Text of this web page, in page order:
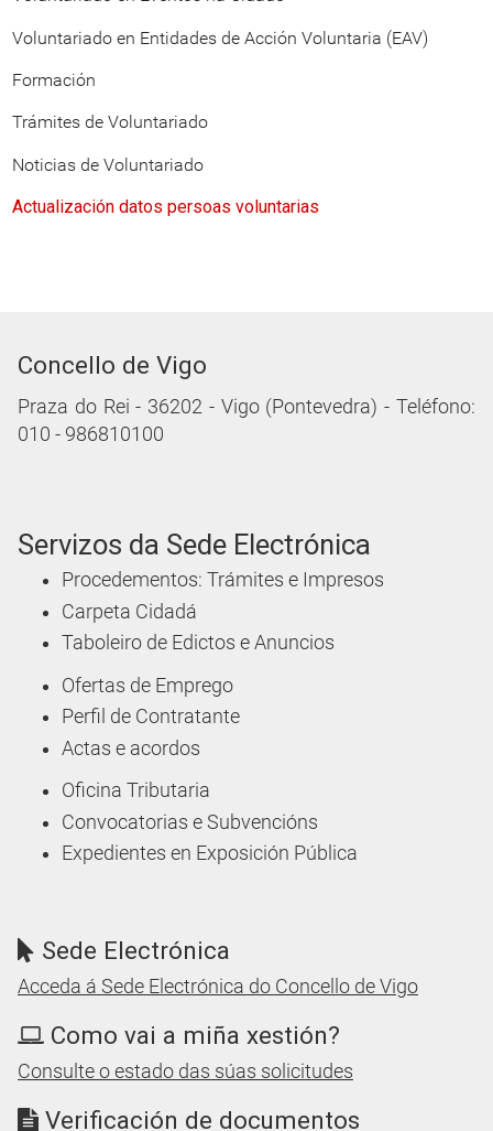
Voluntariado en Entidades de Acción Voluntaria (EAV)
Formación
Trámites de Voluntariado
Noticias de Voluntariado
Actualización datos persoas voluntarias
Concello de Vigo
Praza do Rei - 36202 - Vigo (Pontevedra) - Teléfono:
010 - 986810100
Servizos da Sede Electrónica
Procedementos: Trámites e Impresos
Carpeta Cidadá
Taboleiro de Edictos e Anuncios
Ofertas de Emprego
Perfil de Contratante
Actas e acordos
Oficina Tributaria
Convocatorias e Subvencións
Expedientes en Exposición Pública
Sede Electrónica
Acceda á Sede Electrónica do Concello de Vigo
Como vai a miña xestión?
Consulte o estado das súas solicitudes
Verificación de documentos